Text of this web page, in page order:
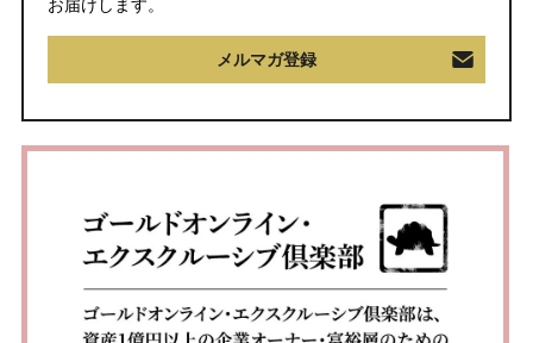
お届けします。
メルマガ登録